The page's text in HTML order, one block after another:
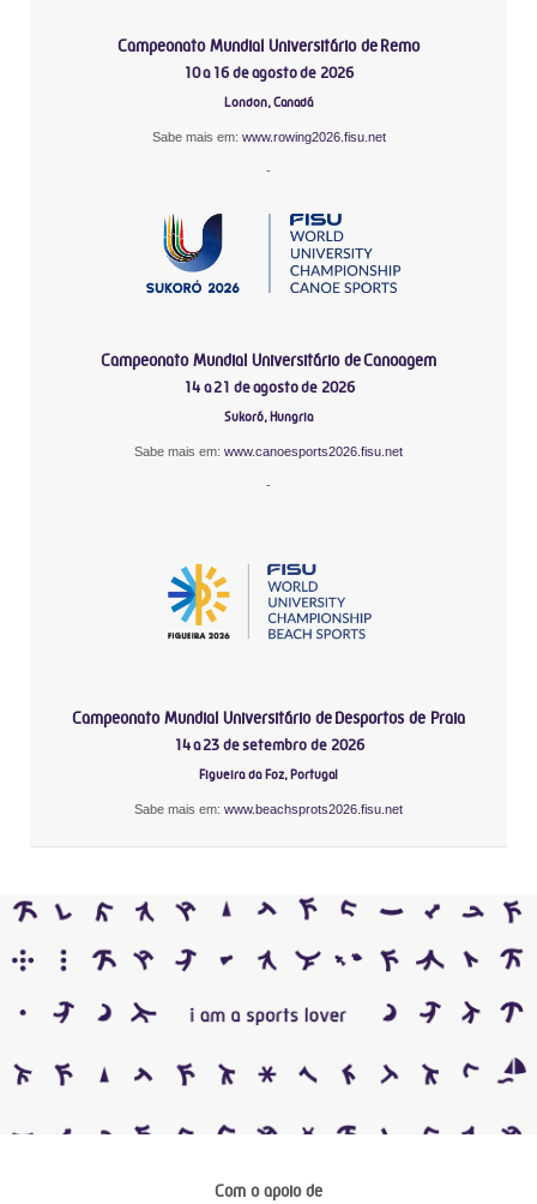
Campeonato Mundial Universitário de Remo
10 a 16 de agosto de 2026
London, Canadá
Sabe mais em: www.rowing2026.fisu.net
-
Campeonato Mundial Universitário de Canoagem
14 a 21 de agosto de 2026
Sukoró, Hungria
Sabe mais em: www.canoesports2026.fisu.net
-
Campeonato Mundial Universitário de Desportos de Praia
14 a 23 de setembro de 2026
Figueira da Foz, Portugal
Sabe mais em: www.beachsprots2026.fisu.net
Com o apoio de